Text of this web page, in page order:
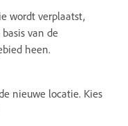
wordt verplaatst,
van de
heen.
nieuwe locatie. Kies